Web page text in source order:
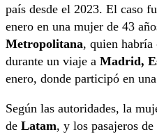
país desde el 2023. El caso
enero en una mujer de 43
Metropolitana, quien habría
durante un viaje a Madrid,
enero, donde participó en una
Según las autoridades, la
de Latam, y los pasajeros